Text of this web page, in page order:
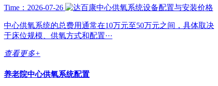
Time：2026-07-26
中心供氧系统的总费用通常在10万元至50万元之间，具体取决
于床位规模、供氧方式和配置···
查看更多+
养老院中心供氧系统配置